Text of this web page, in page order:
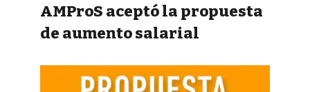
AMProS aceptó la propuesta
de aumento salarial